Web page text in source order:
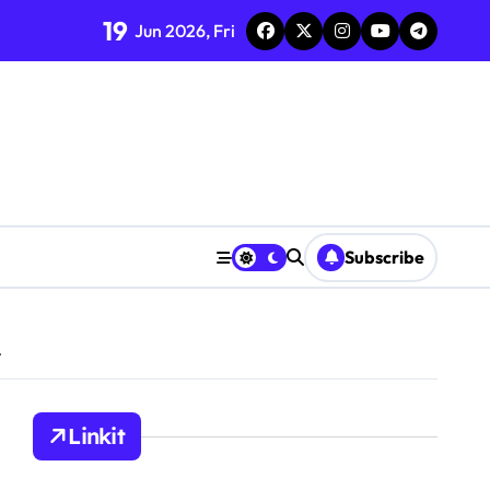
19 Jun 2026, Fri
Subscribe
Linkit